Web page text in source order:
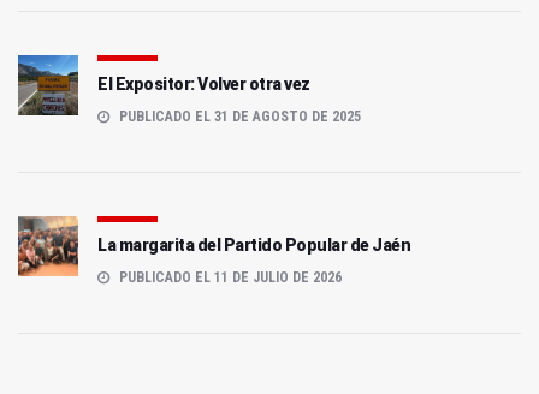
El Expositor: Volver otra vez
PUBLICADO EL 31 DE AGOSTO DE 2025
La margarita del Partido Popular de Jaén
PUBLICADO EL 11 DE JULIO DE 2026